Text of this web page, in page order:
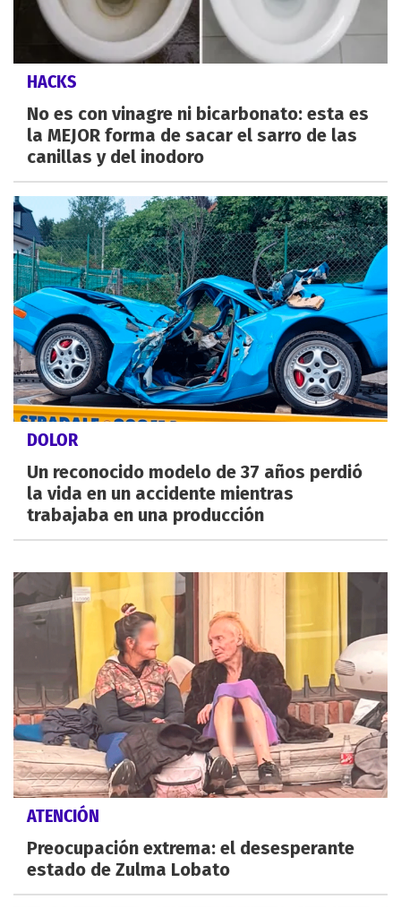
HACKS
No es con vinagre ni bicarbonato: esta es
la MEJOR forma de sacar el sarro de las
canillas y del inodoro
DOLOR
Un reconocido modelo de 37 años perdió
la vida en un accidente mientras
trabajaba en una producción
ATENCIÓN
Preocupación extrema: el desesperante
estado de Zulma Lobato